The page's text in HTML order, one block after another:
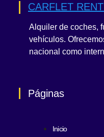
CARFLET
Alquiler de coches,
vehículos.
nacional como
Páginas
Inicio